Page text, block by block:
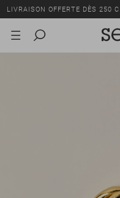
LIVRAISON OFFERTE DÈS 250
TOUS LES PRIX INCLUENT LA